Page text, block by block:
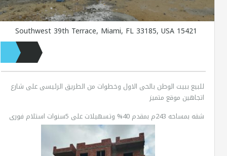
15421 Southwest 39th Terrace, Miami, FL 33185, USA
للبيع ببيت الوطن بالحى الاول وخطوات من الطريق الرئيسى على شارع
اتجاهين موقع متميز
شقه بمساحه 243م بمقدم 40% وتسهيلات على 5سنوات استلام فورى